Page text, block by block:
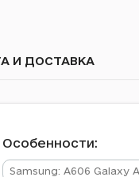
И ДОСТАВКА
Особенности:
Samsung: A606 Galaxy